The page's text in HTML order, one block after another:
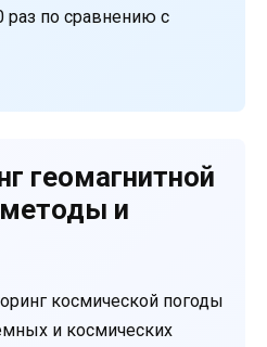
раз по сравнению с
геомагнитной
и
космической погоды
и космических